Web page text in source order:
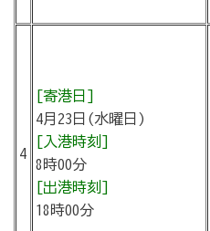
4
[寄港日]
4月23日(水曜日)
[入港時刻]
8時00分
[出港時刻]
18時00分